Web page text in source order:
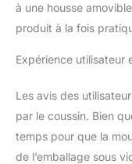
à une housse
produit à la fois
Expérience utilisateur
Les avis des
par le coussin. Bien
temps pour que la
de l’emballage sous